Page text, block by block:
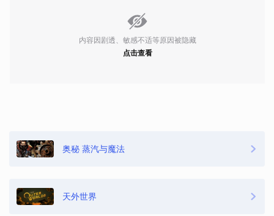
内容因剧透、敏感不适等原因被隐藏
点击查看
奥秘 蒸汽与魔法
天外世界